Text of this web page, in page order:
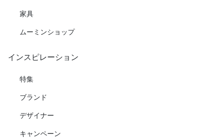
家具
ムーミンショップ
インスピレーション
特集
ブランド
デザイナー
キャンペーン